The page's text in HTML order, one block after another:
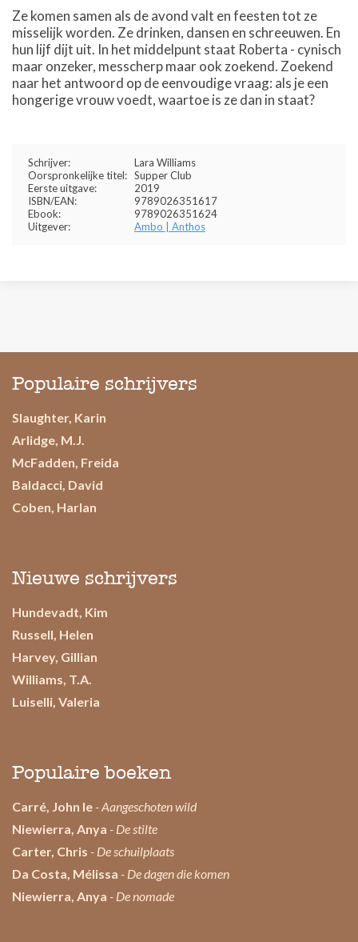
Ze komen samen als de avond valt en feesten tot ze
misselijk worden. Ze drinken, dansen en schreeuwen. En
hun lijf dijt uit. In het middelpunt staat Roberta - cynisch
maar onzeker, messcherp maar ook zoekend. Zoekend
naar het antwoord op de eenvoudige vraag: als je een
hongerige vrouw voedt, waartoe is ze dan in staat?
Schrijver:
Lara Williams
Oorspronkelijke titel: Supper Club
Eerste uitgave:
2019
ISBN/EAN:
9789026351617
Ebook:
9789026351624
Uitgever:
Ambo | Anthos
Populaire schrijvers
Slaughter, Karin
Arlidge, M.J.
McFadden, Freida
Baldacci, David
Coben, Harlan
Nieuwe schrijvers
Hundevadt, Kim
Russell, Helen
Harvey, Gillian
Williams, T.A.
Luiselli, Valeria
Populaire boeken
Carré, John le - Aangeschoten wild
Niewierra, Anya - De stilte
Carter, Chris - De schuilplaats
Da Costa, Mélissa - De dagen die komen
Niewierra, Anya - De nomade